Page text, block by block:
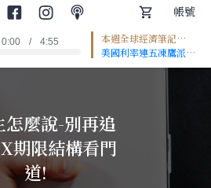
帳號
0:00 / 4:55
本週全球經濟筆記
#EP2
美國利率連五凍鷹派聲
浪升高 日圓重貶推升
Hosting provided
怎麼說-別再追
期限結構看門
道!